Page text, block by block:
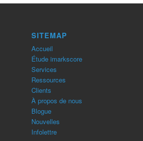
SITEMAP
Accueil
Étude imarkscore
Services
Ressources
Clients
À propos de nous
Blogue
Nouvelles
Infolettre